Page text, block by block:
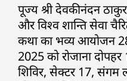
पूज्य श्री देवकीनंदन
और विश्व शान्ति सेवा
कथा का भव्य आयोजन
2025 को रोजाना
शिविर, सेक्टर 17, संगम